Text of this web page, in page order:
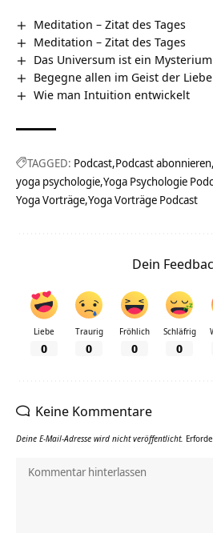
Meditation – Zitat des Tages
Meditation – Zitat des Tages
Das Universum ist ein Mysterium
Begegne allen im Geist der
Wie man Intuition entwickelt
TAGGED: Podcast Podcast abonnieren
yoga psychologie Yoga Psychologie
Yoga Vorträge Yoga Vorträge Podcast
Dein
Liebe
0
Traurig
0
Fröhlich
0
Schläfrig
0
Keine Kommentare
Deine E-Mail-Adresse wird nicht veröffentlicht.